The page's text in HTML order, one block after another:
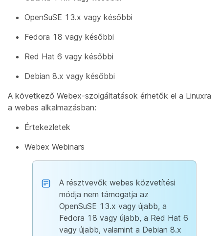
OpenSuSE 13.x vagy későbbi
Fedora 18 vagy későbbi
Red Hat 6 vagy későbbi
Debian 8.x vagy későbbi
A következő Webex-szolgáltatások érhetők el a Linuxra
a webes alkalmazásban:
Értekezletek
Webex Webinars
A résztvevők webes közvetítési
módja nem támogatja az
OpenSuSE 13.x vagy újabb, a
Fedora 18 vagy újabb, a Red Hat 6
vagy újabb, valamint a Debian 8.x